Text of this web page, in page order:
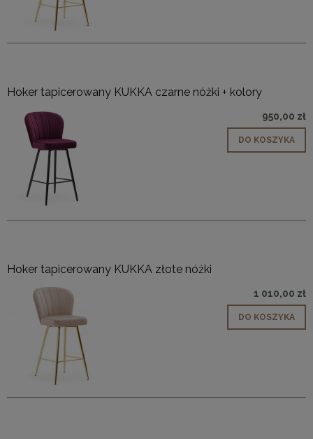
Hoker tapicerowany KUKKA czarne nóżki + kolory
950,00 zł
DO KOSZYKA
Hoker tapicerowany KUKKA złote nóżki
1 010,00 zł
DO KOSZYKA